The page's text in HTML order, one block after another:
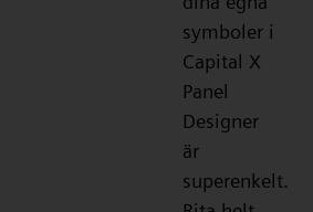
symboler i
Capital X
Panel
Designer
är
superenkelt.